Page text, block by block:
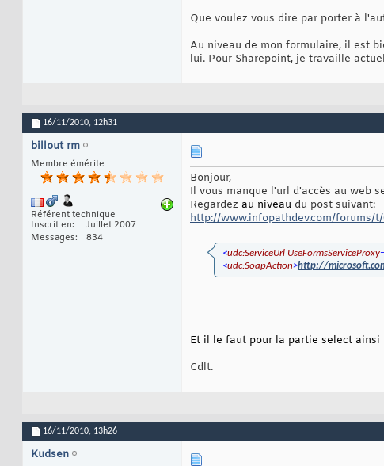
19
22
23
		<udc:UpdateCommand>
			<udc:Submit/>
Que voulez vous dire par porter à
Au niveau de mon formulaire, il est
lui. Pour Sharepoint, je travaille
16/11/2010, 12h31
billout rm
Membre émérite
Référent technique
Inscrit en
Juillet 2007
Messages
834
Bonjour,
Il vous manque l'url d'accès au web
Regardez au niveau du post suivant:
http://www.infopathdev.com/forums/
<udc:ServiceUrl UseFormsServiceProxy
<udc:SoapAction>http://
Et il le faut pour la partie select ainsi
Cdlt.
16/11/2010, 13h26
Kudsen